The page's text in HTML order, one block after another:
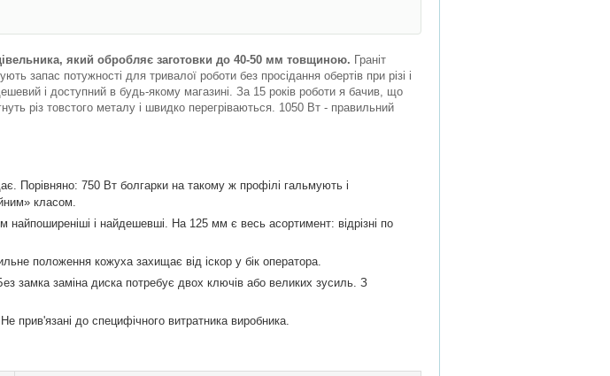
який обробляє заготовки до 40-50 мм товщиною. Граніт
запас потужності для тривалої роботи без просідання обертів при різі і
і доступний в будь-якому магазині. За 15 років роботи я бачив, що
різ товстого металу і швидко перегріваються. 1050 Вт - правильний
Порівняно: 750 Вт болгарки на такому ж профілі гальмують і
класом.
і найдешевші. На 125 мм є весь асортимент: відрізні по
положення кожуха захищає від іскор у бік оператора.
замка заміна диска потребує двох ключів або великих зусиль. З
прив'язані до специфічного витратника виробника.